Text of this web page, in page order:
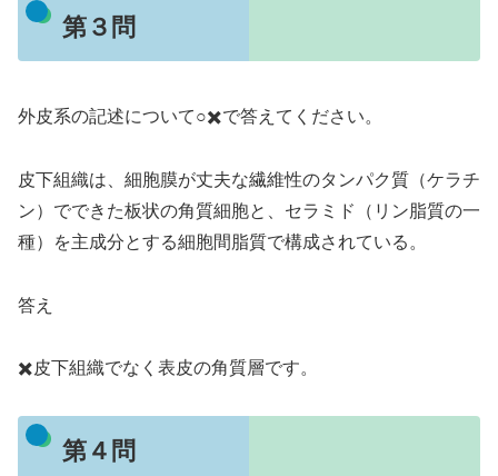
第３問
外皮系の記述について○✖️で答えてください。
皮下組織は、細胞膜が丈夫な繊維性のタンパク質（ケラチ
ン）でできた板状の角質細胞と、セラミド（リン脂質の一
種）を主成分とする細胞間脂質で構成されている。
答え
✖️皮下組織でなく表皮の角質層です。
第４問